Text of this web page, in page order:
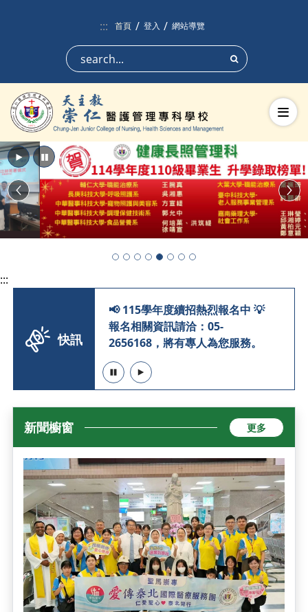
:::
首頁 登入 網站導覽
搜尋
切換
播放 暫停
Previous
:::
快訊
為您服務。
📢 115學年度續招熱烈報名中 💡
報名相關資訊請洽：05-
2656168，將有專人為您服務。
暫停 播放
新聞櫥窗 更多